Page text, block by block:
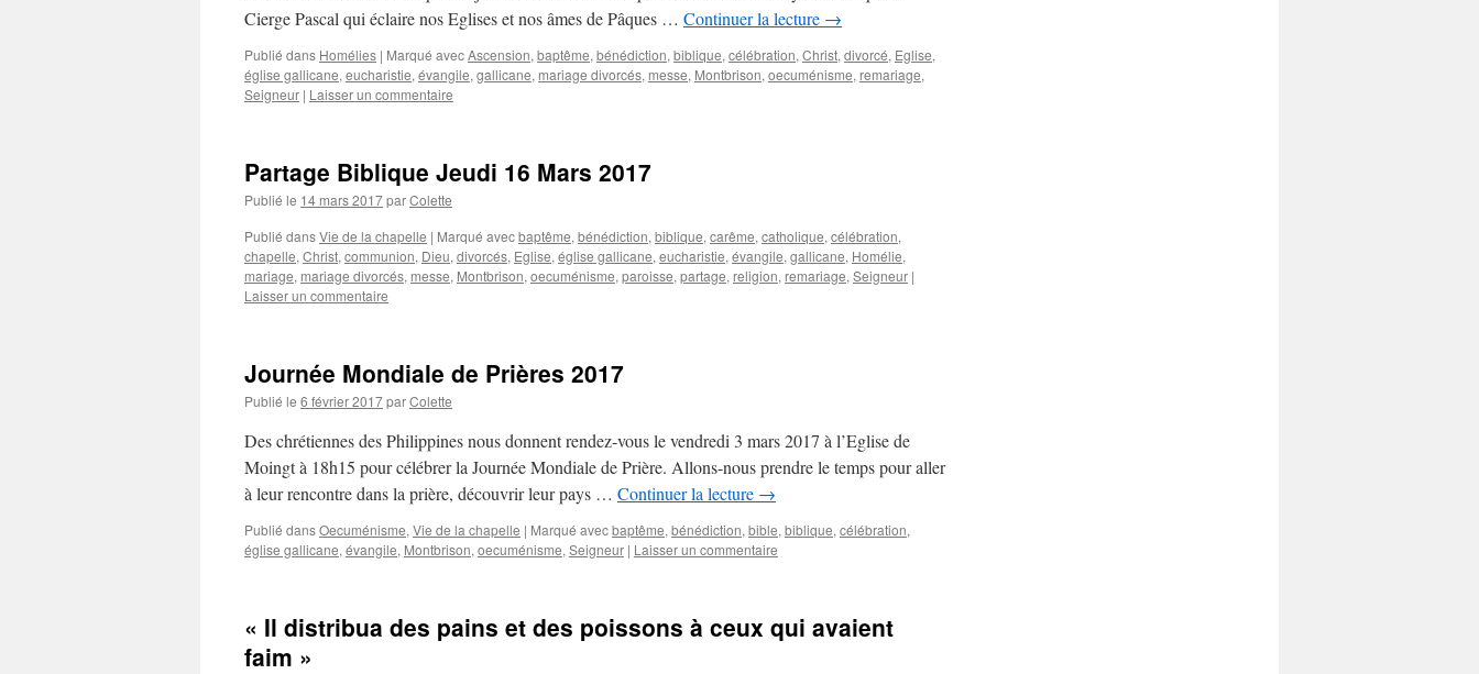
Cierge Pascal qui éclaire nos Eglises et nos âmes de Pâques … Continuer la lecture →
Publié dans Homélies | Marqué avecAscension, baptême, bénédiction, biblique, célébration, Christ, divorcé, Eglise,
église gallicane, eucharistie, évangile, gallicane, mariage divorcés, messe, Montbrison, oecuménisme, remariage,
Seigneur | Laisser un commentaire
Partage Biblique Jeudi 16 Mars 2017
Publié le 14 mars 2017parColette
Publié dansVie de la chapelle | Marqué avecbaptême, bénédiction, biblique, carême, catholique, célébration,
chapelle, Christ, communion, Dieu, divorcés, Eglise, église gallicane, eucharistie, évangile, gallicane, Homélie,
mariage, mariage divorcés, messe, Montbrison, oecuménisme, paroisse, partage, religion, remariage, Seigneur |
Laisser un commentaire
Journée Mondiale de Prières 2017
Publié le 6 février 2017parColette
Des chrétiennes des Philippines nous donnent rendez-vous le vendredi 3 mars 2017 à l’Eglise de
Moingt à 18h15 pour célébrer la Journée Mondiale de Prière. Allons-nous prendre le temps pour aller
à leur rencontre dans la prière, découvrir leur pays … Continuer la lecture →
Publié dansOecuménisme, Vie de la chapelle | Marqué avecbaptême, bénédiction, bible, biblique, célébration,
église gallicane, évangile, Montbrison, oecuménisme, Seigneur | Laisser un commentaire
« Il distribua des pains et des poissons à ceux qui avaient
faim »